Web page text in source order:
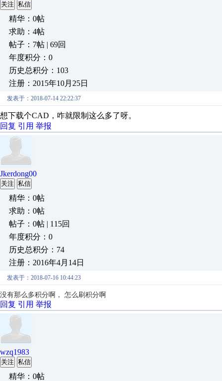
关注 私信
精华：0帖
求助：4帖
帖子：7帖 | 69回
年度积分：0
历史总积分：103
注册：2015年10月25日
发表于：2018-07-14 22:22:37
想下载个CAD，咋就限制这么多了呀。
回复 引用 举报
Jkerdong00
关注 私信
精华：0帖
求助：0帖
帖子：0帖 | 115回
年度积分：0
历史总积分：74
注册：2016年4月14日
发表于：2018-07-16 10:44:23
没有那么多积分啊， 怎么刷积分啊
回复 引用 举报
wzq1983
关注 私信
精华：0帖